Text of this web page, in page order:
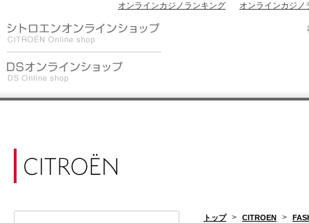
オンラインカジノランキング オンラインカジノ
トップ > CITROEN >